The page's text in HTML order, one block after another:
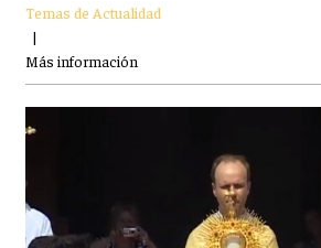
Temas de Actualidad
|
Más información